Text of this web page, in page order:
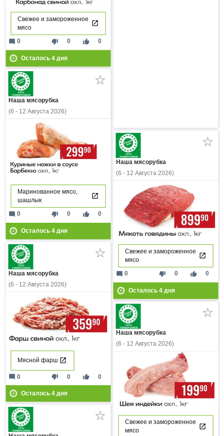
Свежее и замороженное
мясо
thumb_down 0 thumb_up 0
mode_comment 0
Осталось 4дня
Наша мясорубка
(6 - 12 Августа 2026)
Маринованное мясо,
шашлык
thumb_down 0 thumb_up 0
mode_comment 0
Осталось 4дня
Наша мясорубка
(6 - 12 Августа 2026)
Свежее и замороженное
мясо
thumb_down 0 thumb_up 0
mode_comment 0
Осталось 4дня
Наша мясорубка
(6 - 12 Августа 2026)
Мясной фарш
thumb_down 0 thumb_up 0
mode_comment 0
Осталось 4дня
Наша мясорубка
(6 - 12 Августа 2026)
Свежее и замороженное
мясо